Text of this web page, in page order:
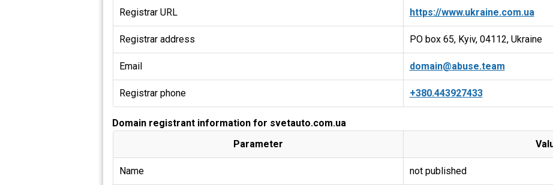
Registrar URL https://www.ukraine.com.ua
Registrar address PO box 65, Kyiv, 04112, Ukraine
Email domain@abuse.team
Registrar phone +380.443927433
Domain registrant information for svetauto.com.ua
Parameter
Name not published